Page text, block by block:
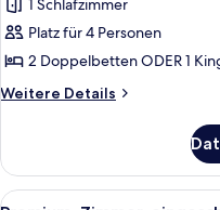
Superior-
Zimmer,
Poolblick
anzeigen
1 Schlafzimmer
Platz für 4 Personen
2 Doppelbetten ODER 1
Weitere Details
Weitere
Zimmer,
Poolblick
Alle